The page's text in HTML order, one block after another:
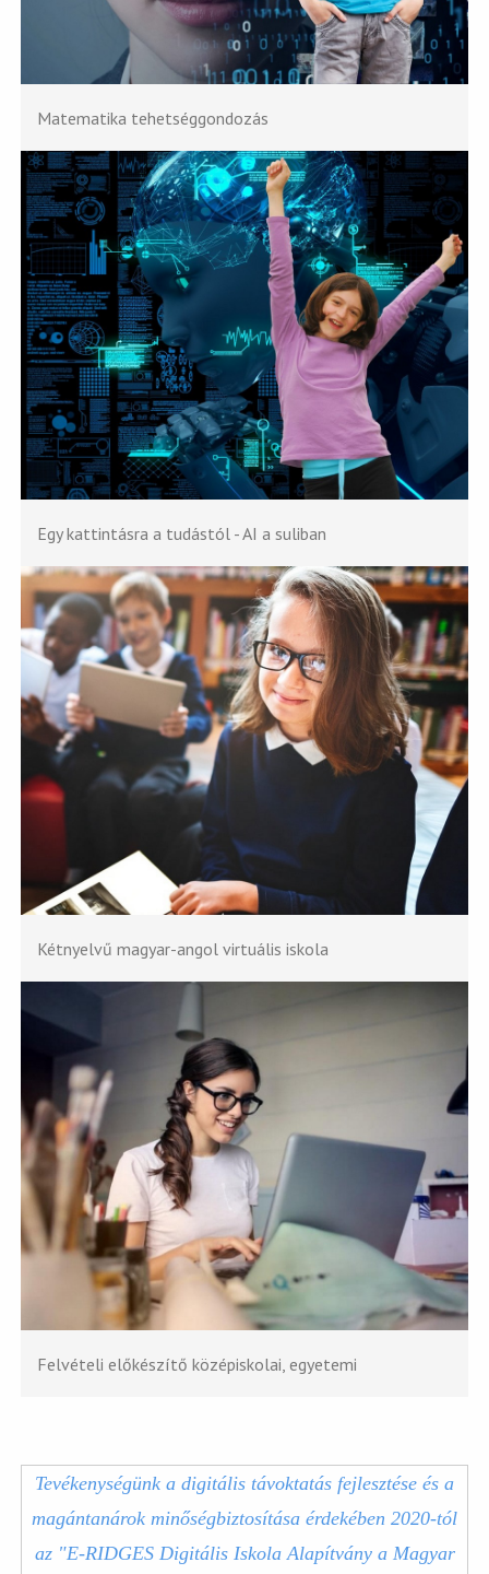
Matematika tehetséggondozás
Egy kattintásra a tudástól - AI a suliban
Kétnyelvű magyar-angol virtuális iskola
Felvételi előkészítő középiskolai, egyetemi
Tevékenységünk a digitális távoktatás fejlesztése és a
magántanárok minőségbiztosítása érdekében 2020-tól
az "E-RIDGES Digitális Iskola Alapítvány a Magyar